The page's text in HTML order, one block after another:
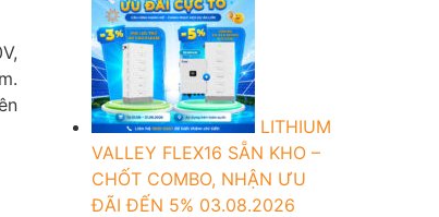
LITHIUM
VALLEY FLEX16 SẴN KHO –
CHỐT COMBO, NHẬN ƯU
ĐÃI ĐẾN 5% 03.08.2026